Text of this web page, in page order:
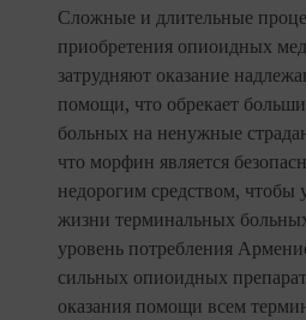
Сложные и длительные
приобретения опиоидных
затрудняют оказание
помощи, что обрекает
больных на ненужные
что морфин является
недорогим средством, чтобы
жизни терминальных
уровень потребления
сильных опиоидных
оказания помощи всем